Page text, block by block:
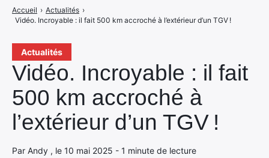
Actualités
Vidéo. Incroyable : il fait
500 km accroché à
l’extérieur d’un TGV !
Par Andy , le 10 mai 2025 - 1 minute de lecture
Accueil › Actualités ›
Vidéo. Incroyable : il fait 500 km accroché à l’extérieur d’un TGV !